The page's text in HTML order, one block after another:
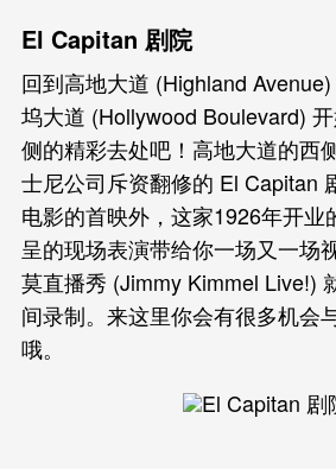
El Capitan 剧院
回到高地大道 (Highland
坞大道 (Hollywood Boulevard)
侧的精彩去处吧！高地大道的西
士尼公司斥资翻修的 El Capitan
电影的首映外，这家1926年开业
呈的现场表演带给你一场又一场
莫直播秀 (Jimmy Kimmel Live!)
间录制。来这里你会有很多机会
哦。